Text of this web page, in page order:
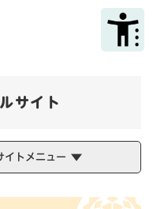
本文へ
サイト
イトメニュー